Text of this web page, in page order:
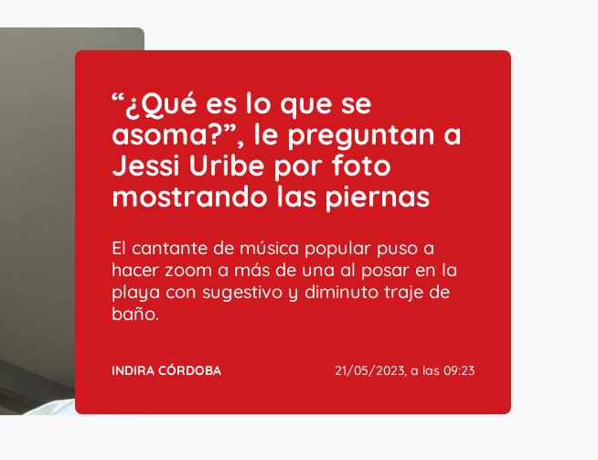
“¿Qué es lo que se
asoma?”, le preguntan a
Jessi Uribe por foto
mostrando las piernas
El cantante de música popular puso a
hacer zoom a más de una al posar en la
playa con sugestivo y diminuto traje de
baño.
INDIRA CÓRDOBA 21/05/2023, a las 09:23